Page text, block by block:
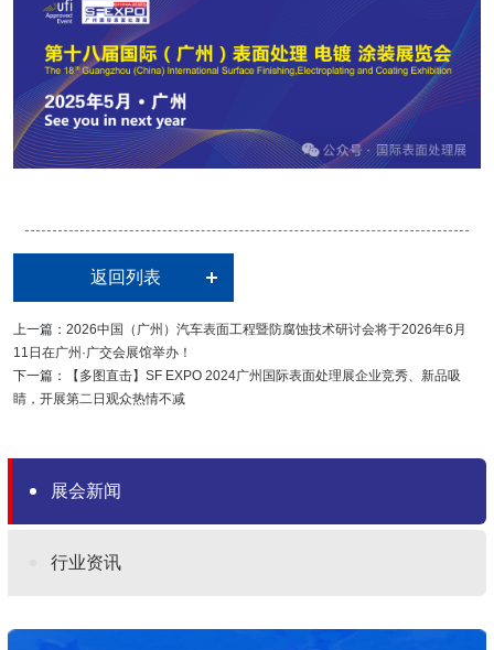
返回列表
上一篇：2026中国（广州）汽车表面工程暨防腐蚀技术研讨会将于2026年6月
11日在广州·广交会展馆举办！
下一篇：
【多图直击】SF EXPO 2024广州国际表面处理展企业竞秀、新品吸
睛，开展第二日观众热情不减
展会新闻
行业资讯